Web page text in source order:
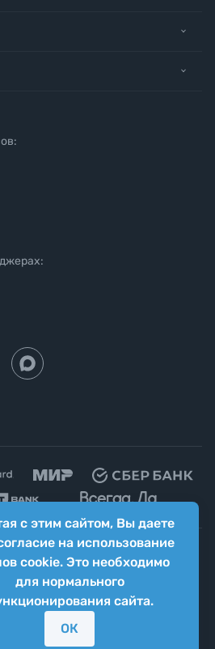
с этим сайтом, Вы даете
на использование
cookie. Это необходимо
для нормального
сайта.
ОК
("Яркий Мир")
данных